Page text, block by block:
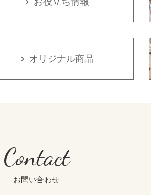
オリジナル商品
Contact
お問い合わせ